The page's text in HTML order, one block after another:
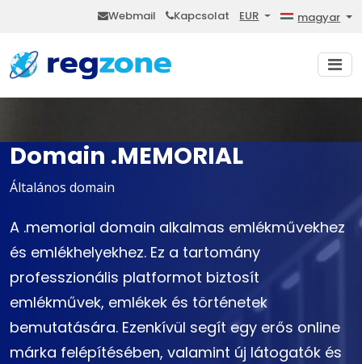
Webmail Kapcsolat EUR magyar
Domain .MEMORIAL
Általános domain
A .memorial domain alkalmas emlékművekhez
és emlékhelyekhez. Ez a tartomány
professzionális platformot biztosít
emlékművek, emlékek és történetek
bemutatására. Ezenkívül segít egy erős online
márka felépítésében, valamint új látogatók és